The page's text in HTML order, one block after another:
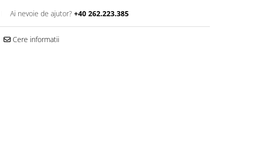
Ai nevoie de ajutor? +40 262.223.385
Cere informatii